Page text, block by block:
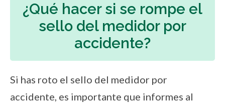
¿Qué hacer si se rompe el
sello del medidor por
accidente?
Si has roto el sello del medidor por
accidente, es importante que informes al